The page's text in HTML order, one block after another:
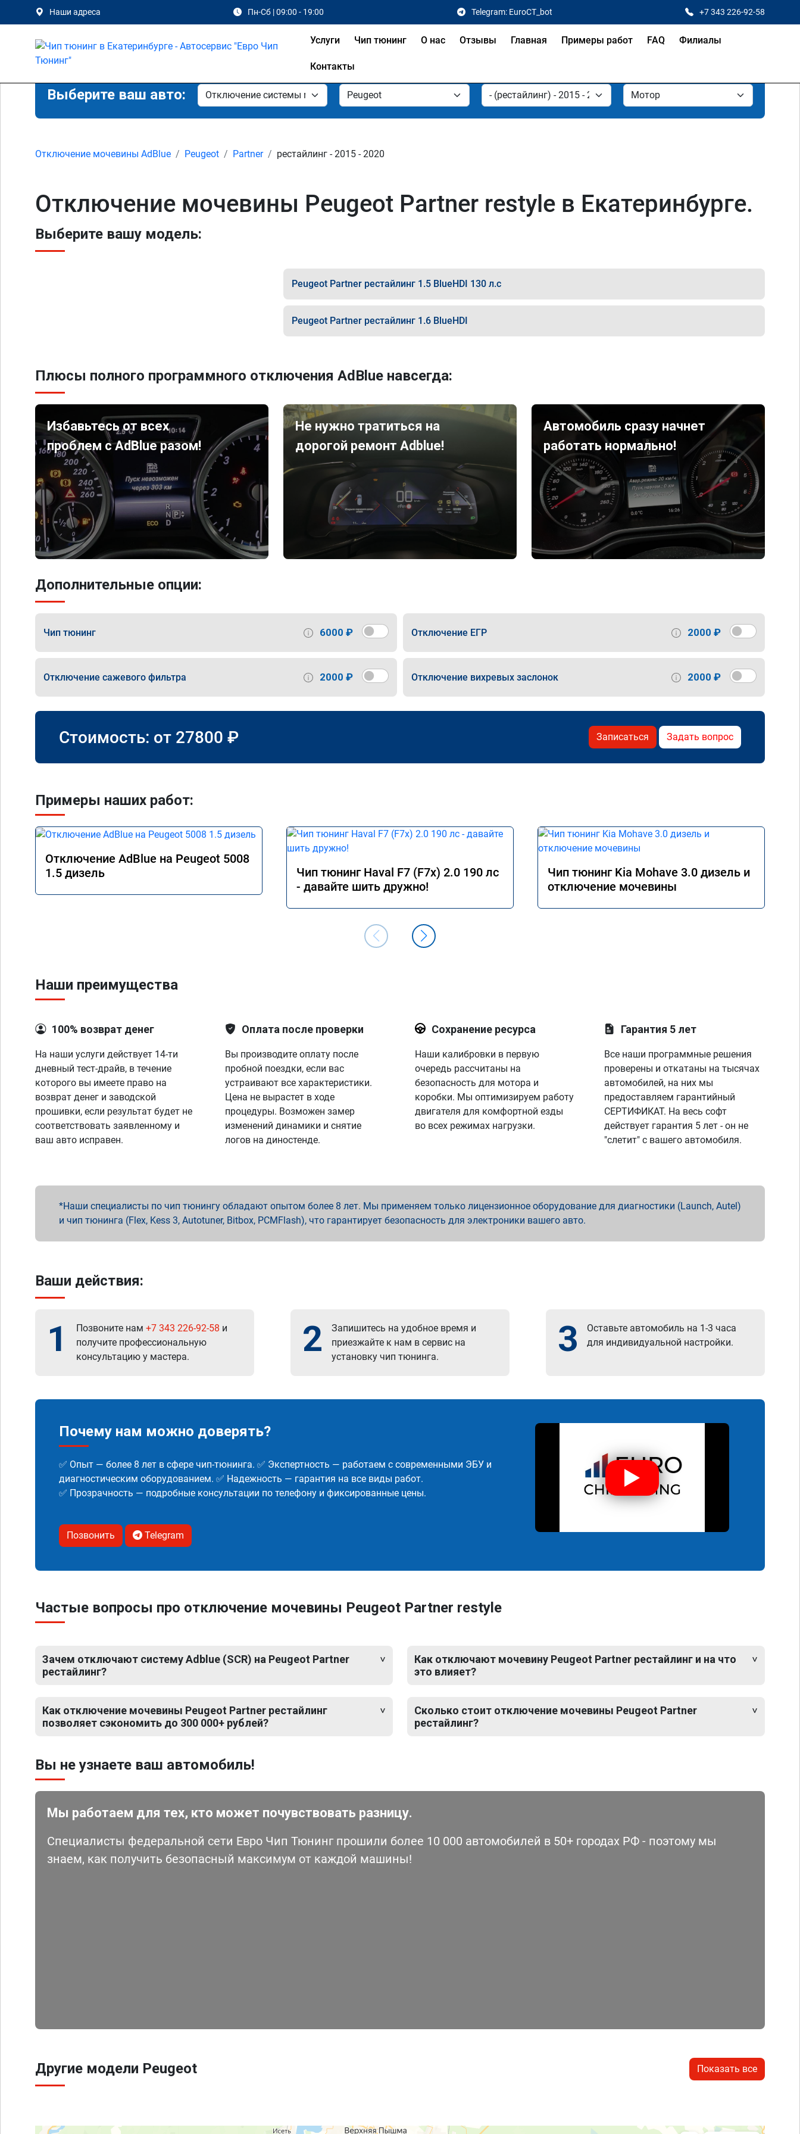
Наши адреса Пн-Сб | 09:00 - 19:00 Telegram: EuroCT_bot +7 343 226-92-58
Услуги Чип тюнинг О нас Отзывы Главная Примеры работ FAQ Филиалы
Контакты
Выберите ваш авто:
Отключение мочевины AdBlue Peugeot Partner рестайлинг - 2015 - 2020
Отключение мочевины Peugeot Partner restyle в Екатеринбурге.
Выберите вашу модель:
Peugeot Partner рестайлинг 1.5 BlueHDI 130 л.с
Peugeot Partner рестайлинг 1.6 BlueHDI
Плюсы полного программного отключения AdBlue навсегда:
Избавьтесь от всех
проблем с AdBlue разом!
Не нужно тратиться на
дорогой ремонт Adblue!
Автомобиль сразу начнет
работать нормально!
Дополнительные опции:
Чип тюнинг 6000 ₽ Отключение ЕГР 2000 ₽
Отключение сажевого фильтра 2000 ₽ Отключение вихревых заслонок 2000 ₽
Стоимость: от 27800 ₽ Записаться Задать вопрос
Примеры наших работ:
Отключение AdBlue на Peugeot 5008
1.5 дизель
Чип тюнинг Haval F7 (F7x) 2.0 190 лс
- давайте шить дружно!
Чип тюнинг Kia Mohave 3.0 дизель и
отключение мочевины
Наши преимущества
100% возврат денег
На наши услуги действует 14-ти
дневный тест-драйв, в течение
которого вы имеете право на
возврат денег и заводской
прошивки, если результат будет не
соответствовать заявленному и
ваш авто исправен.
Оплата после проверки
Вы производите оплату после
пробной поездки, если вас
устраивают все характеристики.
Цена не вырастет в ходе
процедуры. Возможен замер
изменений динамики и снятие
логов на диностенде.
Сохранение ресурса
Наши калибровки в первую
очередь рассчитаны на
безопасность для мотора и
коробки. Мы оптимизируем работу
двигателя для комфортной езды
во всех режимах нагрузки.
Гарантия 5 лет
Все наши программные решения
проверены и откатаны на тысячах
автомобилей, на них мы
предоставляем гарантийный
СЕРТИФИКАТ. На весь софт
действует гарантия 5 лет - он не
"слетит" с вашего автомобиля.
Наши специалисты по чип тюнингу обладают опытом более 8 лет. Мы применяем только лицензионное оборудование для диагностики (Launch, Autel)
и чип тюнинга (Flex, Kess 3, Autotuner, Bitbox, PCMFlash), что гарантирует безопасность для электроники вашего авто.
Ваши действия:
1 Позвоните нам +7 343 226-92-58 и
получите профессиональную
консультацию у мастера.
2
Запишитесь на удобное время и
приезжайте к нам в сервис на
установку чип тюнинга.
3
Оставьте автомобиль на 1-3 часа
для индивидуальной настройки.
Почему нам можно доверять?
✅ Опыт — более 8 лет в сфере чип-тюнинга. ✅ Экспертность — работаем с современными ЭБУ и
диагностическим оборудованием. ✅ Надежность — гарантия на все виды работ.
✅ Прозрачность — подробные консультации по телефону и фиксированные цены.
Позвонить Telegram
Частые вопросы про отключение мочевины Peugeot Partner restyle
Зачем отключают систему Adblue (SCR) на Peugeot Partner
рестайлинг?
Как отключение мочевины Peugeot Partner рестайлинг
позволяет сэкономить до 300 000+ рублей?
Как отключают мочевину Peugeot Partner рестайлинг и на что
это влияет?
Сколько стоит отключение мочевины Peugeot Partner
рестайлинг?
Вы не узнаете ваш автомобиль!
Мы работаем для тех, кто может почувствовать разницу.
Специалисты федеральной сети Евро Чип Тюнинг прошили более 10 000 автомобилей в 50+ городах РФ - поэтому мы
знаем, как получить безопасный максимум от каждой машины!
Другие модели Peugeot Показать все